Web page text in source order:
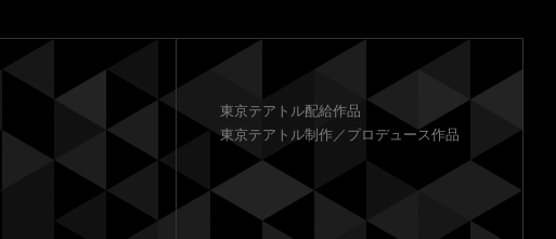
東京テアトル配給作品
東京テアトル制作／プロデュース作品